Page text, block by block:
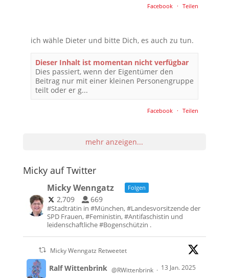
Facebook · Teilen
ich wähle Dieter und bitte Dich, es auch zu tun.
Dieser Inhalt ist momentan nicht verfügbar
Dies passiert, wenn der Eigentümer den
Beitrag nur mit einer kleinen Personengruppe
teilt oder er g...
Facebook · Teilen
mehr anzeigen...
Micky auf Twitter
Micky Wenngatz Folgen
2,709 669
#Stadträtin in #München, #Landesvorsitzende der
SPD Frauen, #Feministin, #Antifaschistin und
leidenschaftliche #Bogenschützin .
Micky Wenngatz Retweetet
Ralf Wittenbrink @RWittenbrink · 13 Jan. 2025